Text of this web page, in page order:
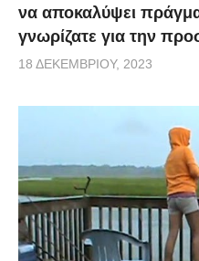
να αποκαλύψει
γνωρίζατε για την
18 ΔΕΚΕΜΒΡΊΟΥ, 2023